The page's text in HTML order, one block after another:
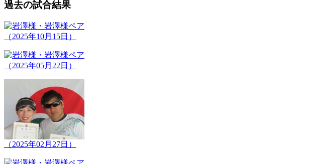
過去の試合結果
（2025年10月15日）
（2025年05月22日）
（2025年02月27日）